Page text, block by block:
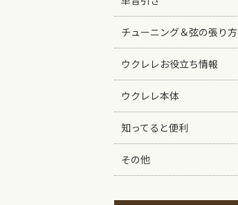
チューニング＆弦の張り方
ウクレレお役立ち情報
ウクレレ本体
知ってると便利
その他